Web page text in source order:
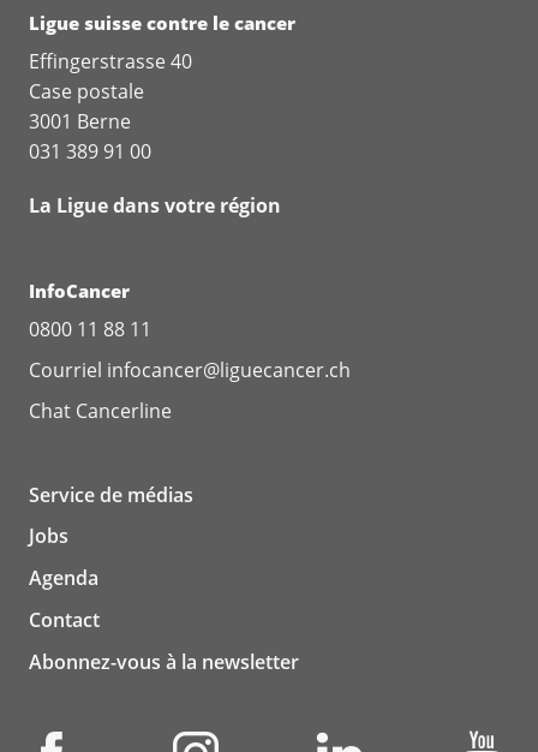
Ligue suisse contre le cancer
Effingerstrasse 40
Case postale
3001 Berne
031 389 91 00
La Ligue dans votre région
InfoCancer
0800 11 88 11
Courriel infocancer@liguecancer.ch
Chat Cancerline
Service de médias
Jobs
Agenda
Contact
Abonnez-vous à la newsletter